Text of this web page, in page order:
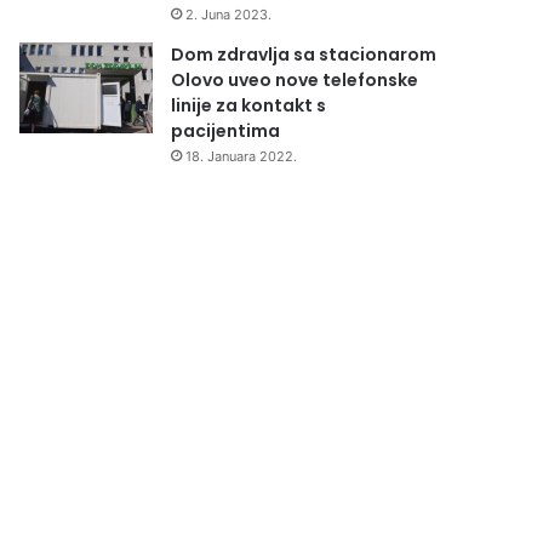
2. Juna 2023.
Dom zdravlja sa stacionarom
Olovo uveo nove telefonske
linije za kontakt s
pacijentima
18. Januara 2022.